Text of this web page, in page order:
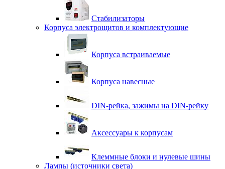
Стабилизаторы
Корпуса электрощитов и комплектующие
Корпуса встраиваемые
Корпуса навесные
DIN-рейка, зажимы на DIN-рейку
Аксессуары к корпусам
Клеммные блоки и нулевые шины
Лампы (источники света)